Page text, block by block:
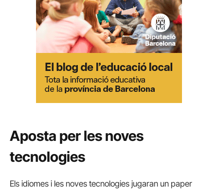
Aposta per les noves
tecnologies
Els idiomes i les noves tecnologies jugaran un paper